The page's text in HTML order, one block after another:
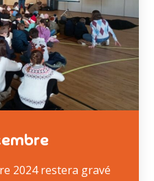
2024 restera gravé